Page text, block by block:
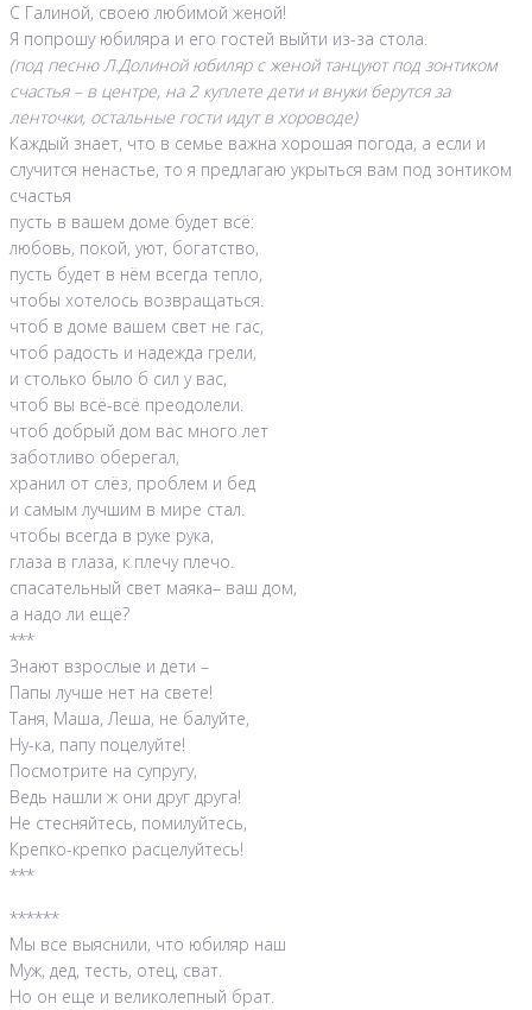
С Галиной, своею любимой женой!
Я попрошу юбиляра и его гостей выйти из-за стола.
(под песню Л.Долиной юбиляр с женой танцуют под зонтиком
счастья – в центре, на 2 куплете дети и внуки берутся за
ленточки, остальные гости идут в хороводе)
Каждый знает, что в семье важна хорошая погода, а если и
случится ненастье, то я предлагаю укрыться вам под зонтиком
счастья
пусть в вашем доме будет всё:
любовь, покой, уют, богатство,
пусть будет в нём всегда тепло,
чтобы хотелось возвращаться.
чтоб в доме вашем свет не гас,
чтоб радость и надежда грели,
и столько было б сил у вас,
чтоб вы всё-всё преодолели.
чтоб добрый дом вас много лет
заботливо оберегал,
хранил от слёз, проблем и бед
и самым лучшим в мире стал.
чтобы всегда в руке рука,
глаза в глаза, к плечу плечо.
спасательный свет маяка– ваш дом,
а надо ли ещё?
***
Знают взрослые и дети –
Папы лучше нет на свете!
Таня, Маша, Леша, не балуйте,
Ну-ка, папу поцелуйте!
Посмотрите на супругу,
Ведь нашли ж они друг друга!
Не стесняйтесь, помилуйтесь,
Крепко-крепко расцелуйтесь!
***
******
Мы все выяснили, что юбиляр наш
Муж, дед, тесть, отец, сват.
Но он еще и великолепный брат.